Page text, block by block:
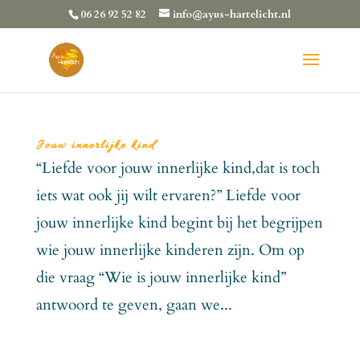
06 26 92 52 82 info@ayus-hartelicht.nl
Jouw innerlijke kind
“Liefde voor jouw innerlijke kind,dat is toch
iets wat ook jij wilt ervaren?” Liefde voor
jouw innerlijke kind begint bij het begrijpen
wie jouw innerlijke kinderen zijn. Om op
die vraag “Wie is jouw innerlijke kind”
antwoord te geven, gaan we...